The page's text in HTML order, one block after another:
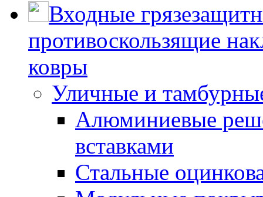
Входные
противоскользящие
ковры
Уличные и
Алюминиевые
вставками
Стальные